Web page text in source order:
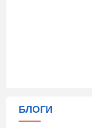
БЛОГИ